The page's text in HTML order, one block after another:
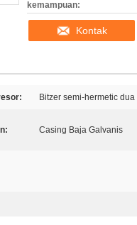
kemampuan:
Kontak
Bitzer semi-hermetic
Casing Baja Galvanis